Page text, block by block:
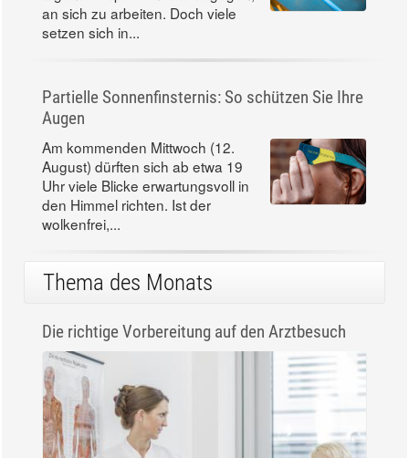
an sich zu arbeiten. Doch viele
setzen sich in...
Partielle Sonnenfinsternis: So schützen Sie Ihre
Augen
Am kommenden Mittwoch (12.
August) dürften sich ab etwa 19
Uhr viele Blicke erwartungsvoll in
den Himmel richten. Ist der
wolkenfrei,...
Thema des Monats
Die richtige Vorbereitung auf den Arztbesuch